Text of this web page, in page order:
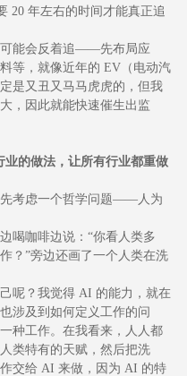
20 年左右的时间才能真正追
可能会反着追——先布局应
等，就像近年的 EV（电动汽
是又丑又马马虎虎的，但我
，因此就能快速催生出监
的做法，让所有行业都重做
考虑一个哲学问题——人为
喝咖啡边说：“你看人类多
？”旁边还画了一个人类在洗
呢？我觉得 AI 的能力，就在
涉及到如何定义工作的问
种工作。在我看来，人人都
类特有的天赋，然后把洗
交给 AI 来做，因为 AI 的特